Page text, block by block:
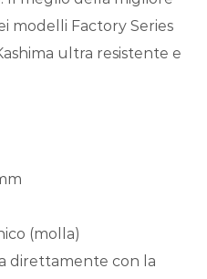
modelli Factory Series
ultra resistente e
(molla)
direttamente con la